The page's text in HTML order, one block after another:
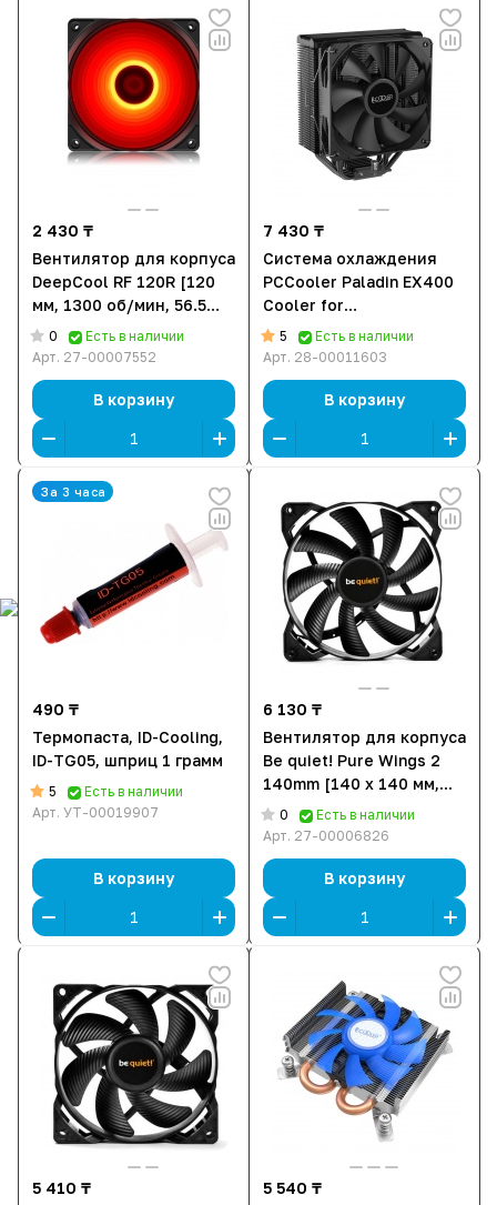
2 430 ₸
Вентилятор для корпуса
DeepCool RF 120R [120
мм, 1300 об/мин, 56.5
CFM, 27 дБ]
0
Есть в наличии
Арт. 27-00007552
В корзину
7 430 ₸
Система охлаждения
PCCooler Paladin EX400
Cooler for
S1200/1700/115x/AM4,
800-1800rpm, 120cm fan,
5
Есть в наличии
Арт. 28-00011603
В корзину
За 3 часа
490 ₸
Термопаста, ID-Cooling,
ID-TG05, шприц 1 грамм
5
Есть в наличии
Арт. УТ-00019907
В корзину
6 130 ₸
Вентилятор для корпуса
Be quiet! Pure Wings 2
140mm [140 x 140 мм,
1000 об/мин, 61.2 CFM,
18.8 дБ]
0
Есть в наличии
Арт. 27-00006826
В корзину
5 410 ₸
5 540 ₸